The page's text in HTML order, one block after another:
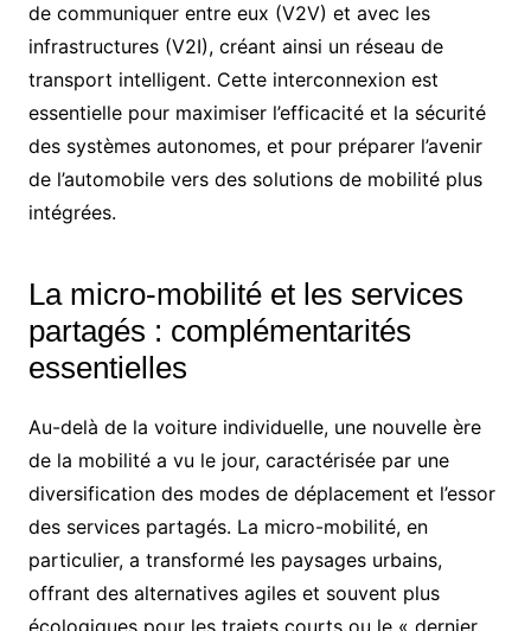
de communiquer entre eux (V2V) et avec les
infrastructures (V2I), créant ainsi un réseau de
transport intelligent. Cette interconnexion est
essentielle pour maximiser l’efficacité et la sécurité
des systèmes autonomes, et pour préparer l’avenir
de l’automobile vers des solutions de mobilité plus
intégrées.
La micro-mobilité et les services
partagés : complémentarités
essentielles
Au-delà de la voiture individuelle, une nouvelle ère
de la mobilité a vu le jour, caractérisée par une
diversification des modes de déplacement et l’essor
des services partagés. La micro-mobilité, en
particulier, a transformé les paysages urbains,
offrant des alternatives agiles et souvent plus